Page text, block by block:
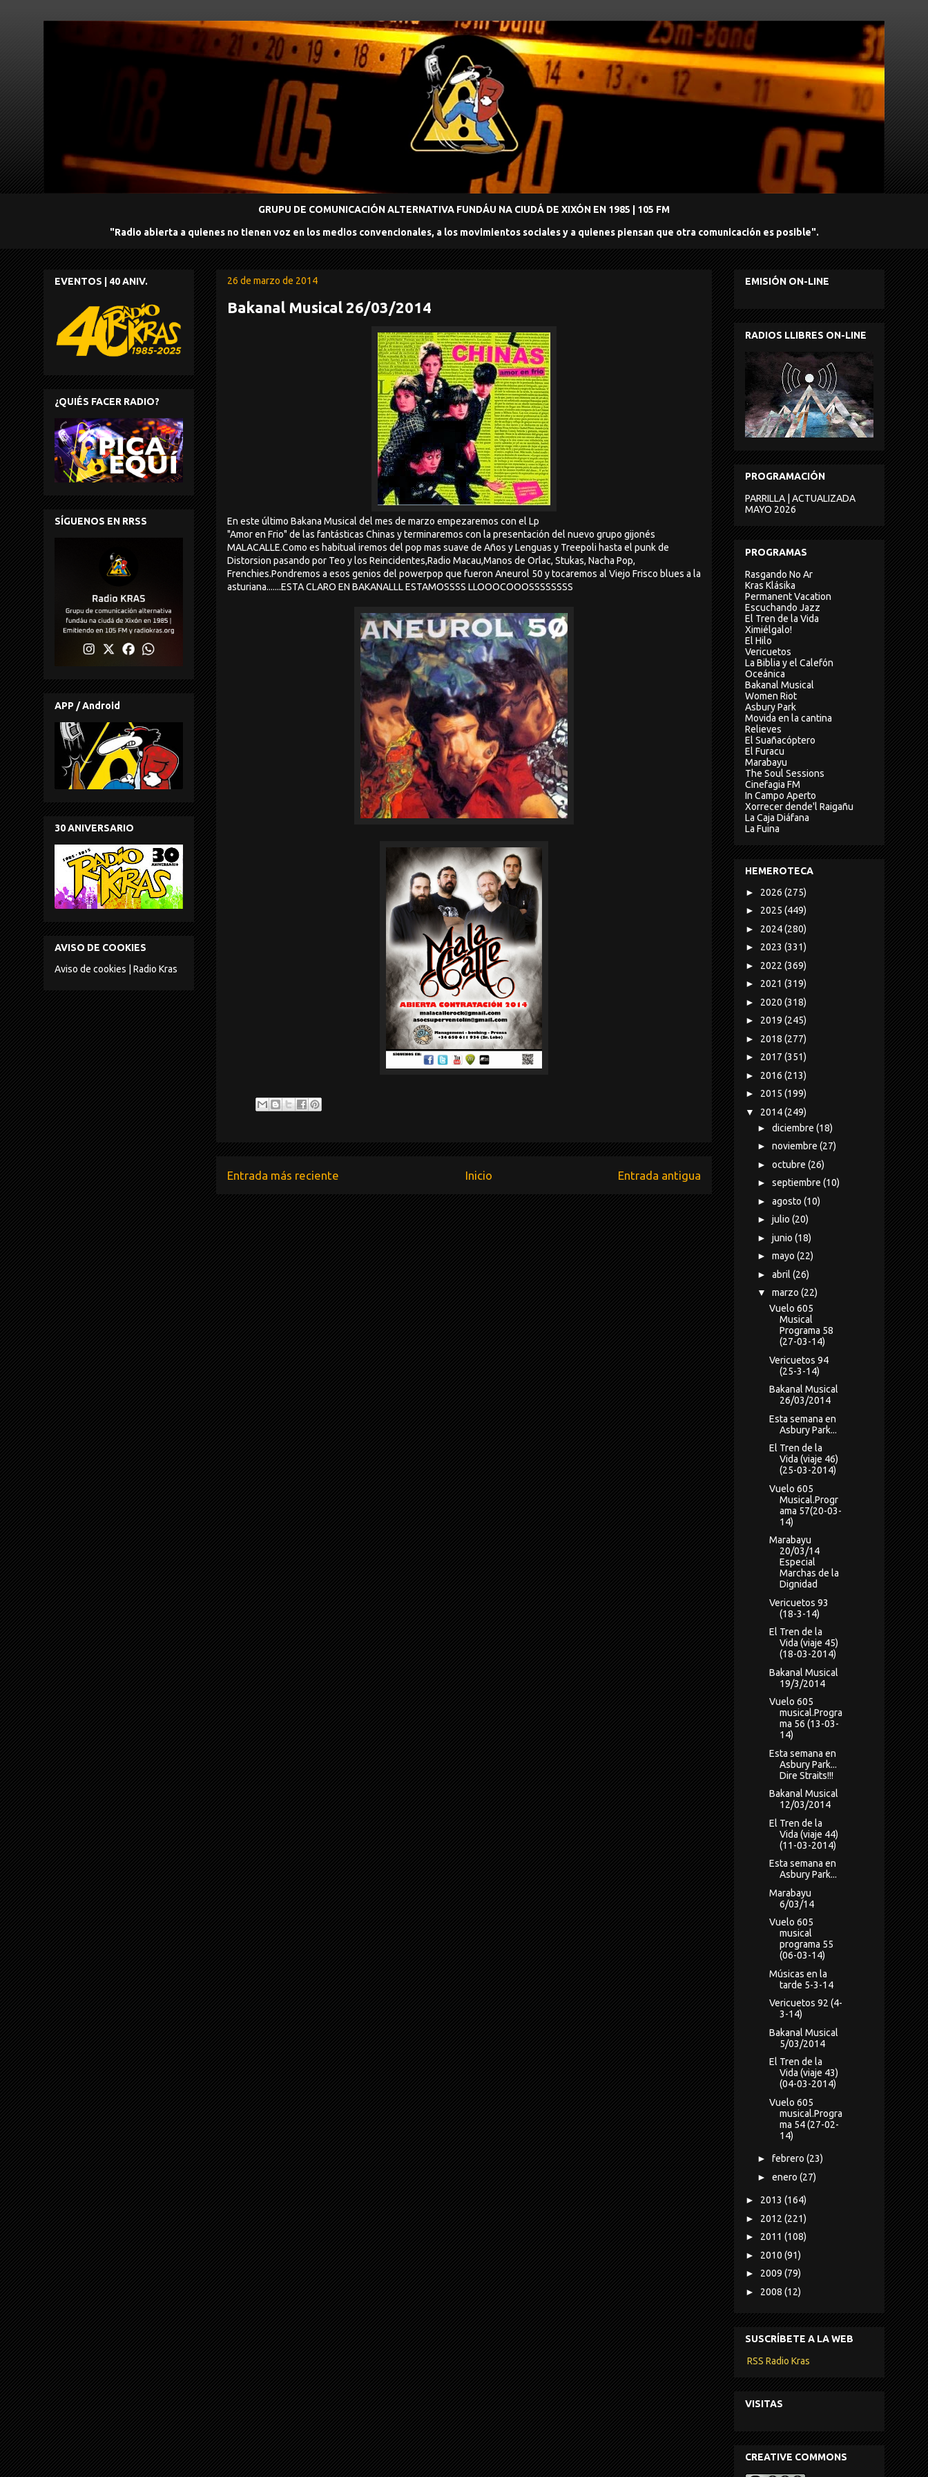
GRUPU DE COMUNICACIÓN ALTERNATIVA FUNDÁU NA CIUDÁ DE XIXÓN EN 1985 | 105 FM
"Radio abierta a quienes no tienen voz en los medios convencionales, a los movimientos sociales y a quienes piensan que otra comunicación es posible".
26 de marzo de 2014
Bakanal Musical 26/03/2014
En este último Bakana Musical del mes de marzo empezaremos con el Lp
"Amor en Frio" de las fantásticas Chinas y terminaremos con la presentación del nuevo grupo gijonés
MALACALLE.Como es habitual iremos del pop mas suave de Años y Lenguas y Treepoli hasta el punk de
Distorsion pasando por Teo y los Reincidentes,Radio Macau,Manos de Orlac, Stukas, Nacha Pop,
Frenchies.Pondremos a esos genios del powerpop que fueron Aneurol 50 y tocaremos al Viejo Frisco blues a la
asturiana.......ESTA CLARO EN BAKANALLL ESTAMOSSSS LLOOOCOOOSSSSSSSS
Entrada más reciente Entrada antigua
Inicio
EVENTOS | 40 ANIV.
¿QUIÉS FACER RADIO?
SÍGUENOS EN RRSS
APP / Android
30 ANIVERSARIO
AVISO DE COOKIES
Aviso de cookies | Radio Kras
EMISIÓN ON-LINE
RADIOS LLIBRES ON-LINE
PROGRAMACIÓN
PARRILLA | ACTUALIZADA
MAYO 2026
PROGRAMAS
Rasgando No Ar
Kras Klásika
Permanent Vacation
Escuchando Jazz
El Tren de la Vida
Ximiélgalo!
El Hilo
Vericuetos
La Biblia y el Calefón
Oceánica
Bakanal Musical
Women Riot
Asbury Park
Movida en la cantina
Relieves
El Suañacóptero
El Furacu
Marabayu
The Soul Sessions
Cinefagia FM
In Campo Aperto
Xorrecer dende'l Raigañu
La Caja Diáfana
La Fuina
HEMEROTECA
► 2026 (275)
► 2025 (449)
► 2024(280)
► 2023 (331)
► 2022 (369)
► 2021 (319)
► 2020 (318)
► 2019 (245)
► 2018 (277)
► 2017 (351)
► 2016 (213)
► 2015 (199)
▼ 2014(249)
► diciembre (18)
► noviembre (27)
► octubre (26)
► septiembre (10)
► agosto (10)
► julio (20)
► junio (18)
► mayo (22)
► abril (26)
▼ marzo (22)
Vuelo 605
Musical
Programa 58
(27-03-14)
Vericuetos 94
(25-3-14)
Bakanal Musical
26/03/2014
Esta semana en
Asbury Park...
El Tren de la
Vida (viaje 46)
(25-03-2014)
Vuelo 605
Musical.Progr
ama 57(20-03-
14)
Marabayu
20/03/14
Especial
Marchas de la
Dignidad
Vericuetos 93
(18-3-14)
El Tren de la
Vida (viaje 45)
(18-03-2014)
Bakanal Musical
19/3/2014
Vuelo 605
musical.Progra
ma 56 (13-03-
14)
Esta semana en
Asbury Park...
Dire Straits!!!
Bakanal Musical
12/03/2014
El Tren de la
Vida (viaje 44)
(11-03-2014)
Esta semana en
Asbury Park...
Marabayu
6/03/14
Vuelo 605
musical
programa 55
(06-03-14)
Músicas en la
tarde 5-3-14
Vericuetos 92 (4-
3-14)
Bakanal Musical
5/03/2014
El Tren de la
Vida (viaje 43)
(04-03-2014)
Vuelo 605
musical.Progra
ma 54 (27-02-
14)
► febrero (23)
► enero (27)
► 2013 (164)
► 2012 (221)
► 2011 (108)
► 2010 (91)
► 2009 (79)
► 2008 (12)
SUSCRÍBETE A LA WEB
RSS Radio Kras
VISITAS
CREATIVE COMMONS